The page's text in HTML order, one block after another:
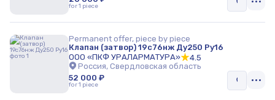
for 1 piece
Permanent offer, piece by piece
Клапан (затвор) 19с76нж Ду250 Ру16
ООО «ПКФ УРАЛАРМАТУРА»
4.5
Россия, Свердловская область
52 000 ₽
for 1 piece